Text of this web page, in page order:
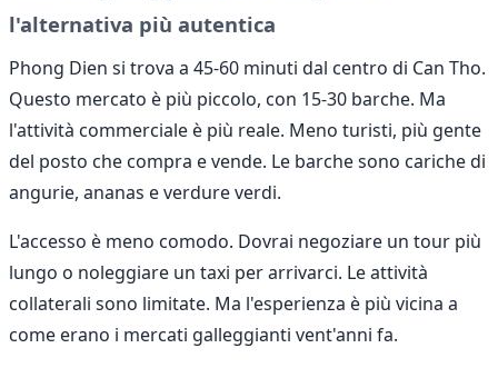
l'alternativa più autentica
Phong Dien si trova a 45-60 minuti dal centro di Can Tho.
Questo mercato è più piccolo, con 15-30 barche. Ma
l'attività commerciale è più reale. Meno turisti, più gente
del posto che compra e vende. Le barche sono cariche di
angurie, ananas e verdure verdi.
L'accesso è meno comodo. Dovrai negoziare un tour più
lungo o noleggiare un taxi per arrivarci. Le attività
collaterali sono limitate. Ma l'esperienza è più vicina a
come erano i mercati galleggianti vent'anni fa.